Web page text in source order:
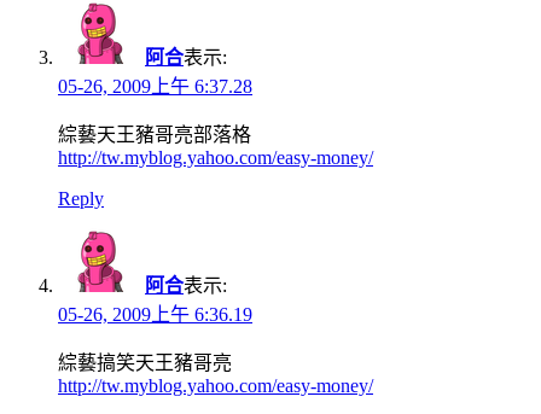
阿合表示:
05-26, 2009上午 6:37.28
綜藝天王豬哥亮部落格
http://tw.myblog.yahoo.com/easy-money/
Reply
阿合表示:
05-26, 2009上午 6:36.19
綜藝搞笑天王豬哥亮
http://tw.myblog.yahoo.com/easy-money/